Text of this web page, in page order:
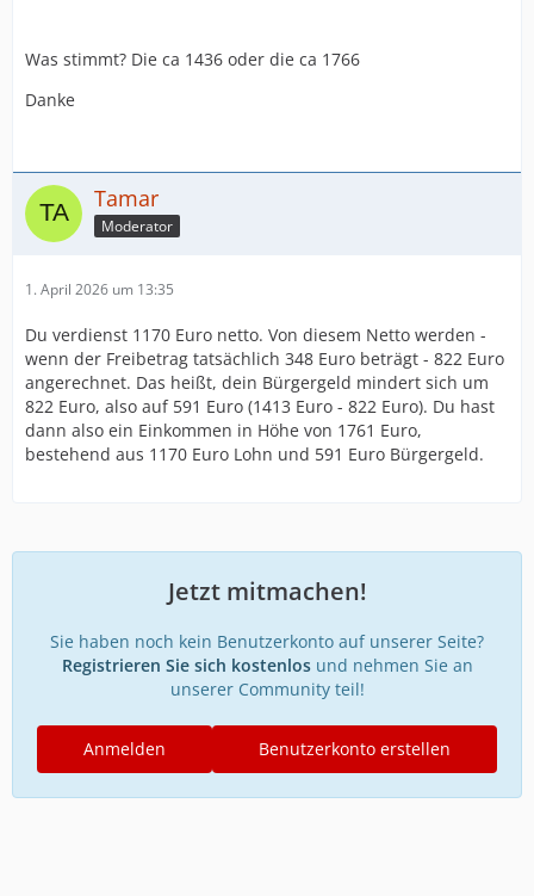
Was stimmt? Die ca 1436 oder die ca 1766
Danke
Tamar
Moderator
1. April 2026 um 13:35
Du verdienst 1170 Euro netto. Von diesem Netto werden -
wenn der Freibetrag tatsächlich 348 Euro beträgt - 822 Euro
angerechnet. Das heißt, dein Bürgergeld mindert sich um
822 Euro, also auf 591 Euro (1413 Euro - 822 Euro). Du hast
dann also ein Einkommen in Höhe von 1761 Euro,
bestehend aus 1170 Euro Lohn und 591 Euro Bürgergeld.
Jetzt mitmachen!
Sie haben noch kein Benutzerkonto auf unserer Seite?
Registrieren Sie sich kostenlosund nehmen Sie an
unserer Community teil!
Benutzerkonto erstellen
Anmelden